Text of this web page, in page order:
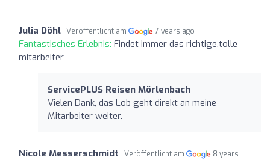
Julia Döhl Veröffentlicht am 7 years ago
Fantastisches Erlebnis: Findet immer das richtige.tolle
mitarbeiter
ServicePLUS Reisen Mörlenbach
Vielen Dank, das Lob geht direkt an meine
Mitarbeiter weiter.
Nicole Messerschmidt Veröffentlicht am
8 years